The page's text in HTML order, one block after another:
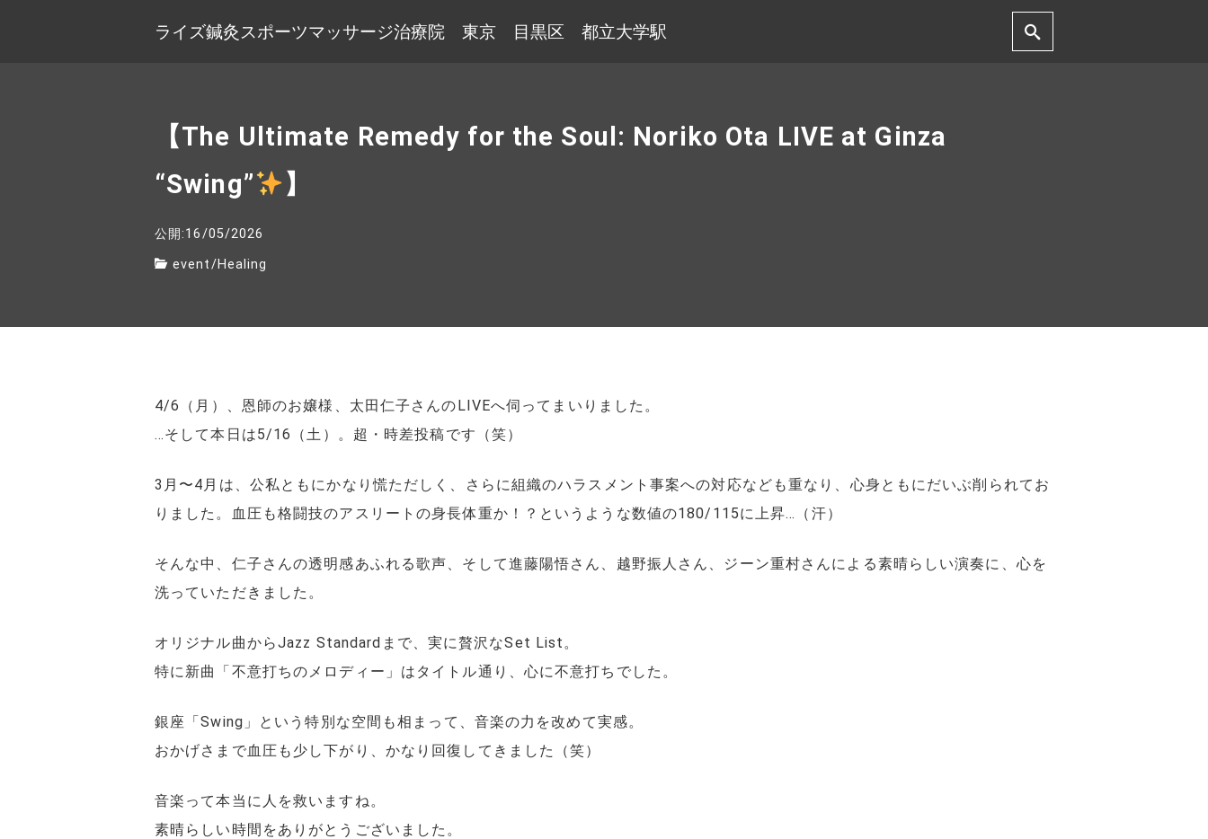
ライズ鍼灸スポーツマッサージ治療院 東京 目黒区 都立大学駅
【The Ultimate Remedy for the Soul: Noriko Ota LIVE at Ginza
“Swing”
】
公開:16/05/2026
event/Healing
4/6（月）、恩師のお嬢様、太田仁子さんのLIVEへ伺ってまいりました。
…そして本日は5/16（土）。超・時差投稿です（笑）
3月〜4月は、公私ともにかなり慌ただしく、さらに組織のハラスメント事案への対応なども重なり、心身ともにだいぶ削られてお
りました。血圧も格闘技のアスリートの身長体重か！？というような数値の180/115に上昇…（汗）
そんな中、仁子さんの透明感あふれる歌声、そして進藤陽悟さん、越野振人さん、ジーン重村さんによる素晴らしい演奏に、心を
洗っていただきました。
オリジナル曲からJazz Standardまで、実に贅沢なSet List。
特に新曲「不意打ちのメロディー」はタイトル通り、心に不意打ちでした。
銀座「Swing」という特別な空間も相まって、音楽の力を改めて実感。
おかげさまで血圧も少し下がり、かなり回復してきました（笑）
音楽って本当に人を救いますね。
素晴らしい時間をありがとうございました。